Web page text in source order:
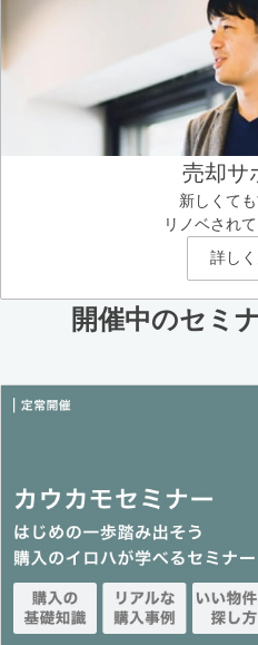
売却サ
新しくて
リノベされ
詳し
開催中のセミ